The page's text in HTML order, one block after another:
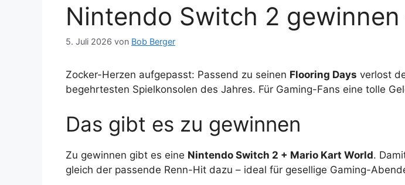
Nintendo Switch 2
5. Juli 2026 von Bob Berger
Zocker-Herzen aufgepasst: Passend zu seinen Flooring Days verlost
begehrtesten Spielkonsolen des Jahres. Für Gaming-Fans eine tolle
Das gibt es zu gewinnen
Zu gewinnen gibt es eine Nintendo Switch 2 + Mario Kart World.
gleich der passende Renn-Hit dazu – ideal für gesellige Gaming-